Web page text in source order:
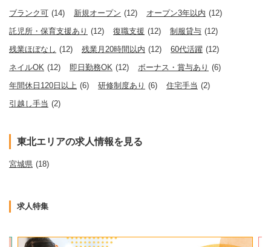
ブランク可 (14) 新規オープン (12) オープン3年以内 (12)
託児所・保育支援あり (12) 復職支援 (12) 制服貸与 (12)
残業ほぼなし (12) 残業月20時間以内 (12) 60代活躍 (12)
ネイルOK (12) 即日勤務OK (12) ボーナス・賞与あり (6)
年間休日120日以上 (6) 研修制度あり (6) 住宅手当 (2)
引越し手当 (2)
東北エリアの求人情報を見る
宮城県 (18)
求人特集